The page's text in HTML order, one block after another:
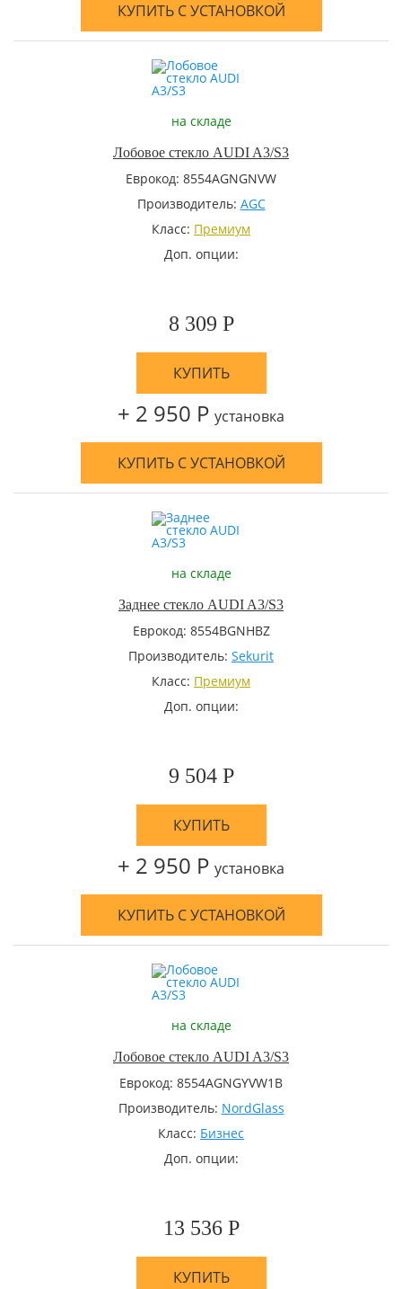
КУПИТЬ С УСТАНОВКОЙ
на складе
Лобовое стекло AUDI A3/S3
Еврокод: 8554AGNGNVW
Производитель: AGC
Класс: Премиум
Доп. опции:
8 309 Р
КУПИТЬ
+ 2 950 Р установка
КУПИТЬ С УСТАНОВКОЙ
на складе
Заднее стекло AUDI A3/S3
Еврокод: 8554BGNHBZ
Производитель: Sekurit
Класс: Премиум
Доп. опции:
9 504 Р
КУПИТЬ
+ 2 950 Р установка
КУПИТЬ С УСТАНОВКОЙ
на складе
Лобовое стекло AUDI A3/S3
Еврокод: 8554AGNGYVW1B
Производитель: NordGlass
Класс: Бизнес
Доп. опции:
13 536 Р
КУПИТЬ